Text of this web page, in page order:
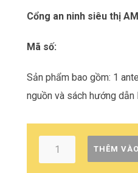
Cổng an ninh siêu thị
Mã số:
Sản phẩm bao gồm: 1
nguồn và sách hướng
THÊM